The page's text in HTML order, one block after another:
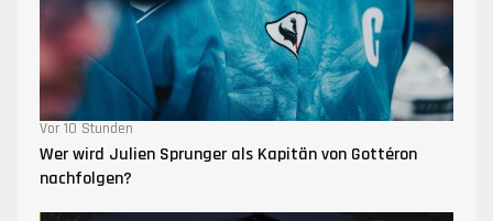
Vor 10 Stunden
Wer wird Julien Sprunger als Kapitän von Gottéron
nachfolgen?